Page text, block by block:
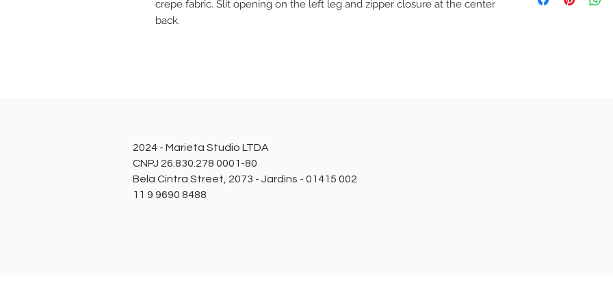
crepe fabric. Slit opening on the left leg and zipper closure at the center
back.
38 - 86cm 70cm
2024 - Marieta Studio LTDA
CNPJ 26.830.278 0001-80
Bela Cintra Street, 2073 - Jardins - 01415 002
11 9 9690 8488